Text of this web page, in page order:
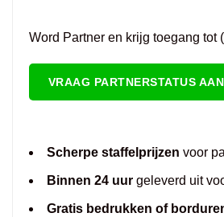
Word Partner en krijg toegang tot
VRAAG PARTNERSTATUS AAN
Scherpe staffelprijzen voor
Binnen 24 uurgeleverd uit
Gratis bedrukken of